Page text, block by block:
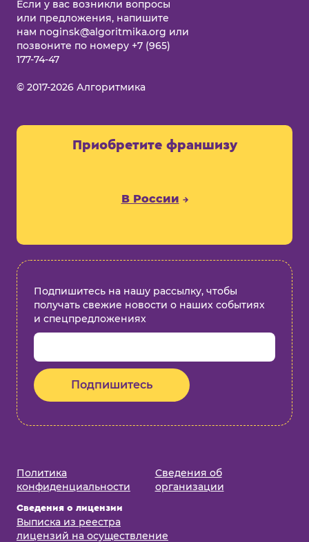
Еcли у вас возникли вопросы
или предложения, напишите
нам noginsk@algoritmika.org или
позвоните по номеру +7 (965)
177-74-47
© 2017-2026 Алгоритмика
Подпишитесь на нашу рассылку, чтобы
получать свежие новости о наших событиях
и спецпредложениях
Подпишитесь
Приобретите франшизу
В России
Политика
конфиденциальности
Cведения об
организации
Сведения о лицензии
Выписка из реестра
лицензий на осуществление